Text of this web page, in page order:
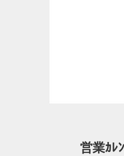
営業ｶﾚ